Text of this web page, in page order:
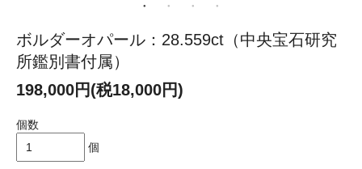
ボルダーオパール：28.559ct（中央宝石研究
所鑑別書付属）
198,000円(税18,000円)
個数
個